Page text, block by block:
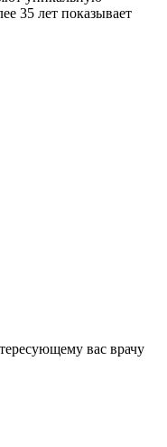
35 лет показывает
вас врачу